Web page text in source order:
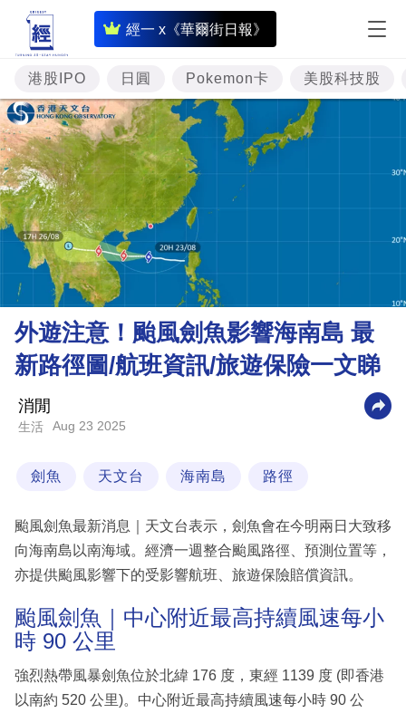
經一 x《華爾街日報》
即
時
財
經
專
題
投
資
樓
市
理
財
商
科
生
活
時
事
專
欄
港股IPO 日圓 Pokemon卡 美股科技股
外遊注意！颱風劍魚影響海南島 最
新路徑圖/航班資訊/旅遊保險一文睇
消閒
生活 Aug 23 2025
劍魚 天文台 海南島 路徑
颱風劍魚最新消息｜天文台表示，劍魚會在今明兩日大致移
向海南島以南海域。經濟一週整合颱風路徑、預測位置等，
亦提供颱風影響下的受影響航班、旅遊保險賠償資訊。
颱風劍魚｜中心附近最高持續風速每小
時 90 公里
強烈熱帶風暴劍魚位於北緯 176 度，東經 1139 度 (即香港
以南約 520 公里)。中心附近最高持續風速每小時 90 公